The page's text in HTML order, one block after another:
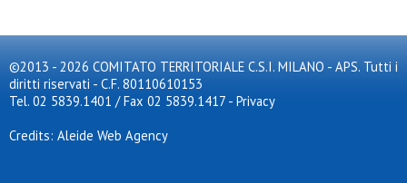
©2013 - 2026 COMITATO TERRITORIALE C.S.I. MILANO - APS. Tutti i
diritti riservati - C.F. 80110610153
Tel. 02 5839.1401 / Fax 02 5839.1417 - Privacy
Credits: Aleide Web Agency